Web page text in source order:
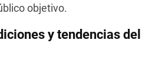
objetivo.
y tendencias del